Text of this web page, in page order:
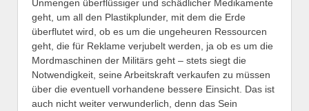
Unmengen überflüssiger und schädlicher Medikamente
geht, um all den Plastikplunder, mit dem die Erde
überflutet wird, ob es um die ungeheuren Ressourcen
geht, die für Reklame verjubelt werden, ja ob es um die
Mordmaschinen der Militärs geht – stets siegt die
Notwendigkeit, seine Arbeitskraft verkaufen zu müssen
über die eventuell vorhandene bessere Einsicht. Das ist
auch nicht weiter verwunderlich, denn das Sein